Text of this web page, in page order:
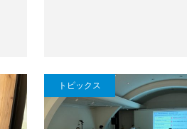
トピックス